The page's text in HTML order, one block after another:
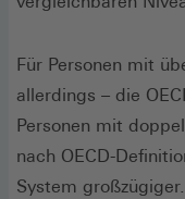
Für Personen mit
allerdings – die
Personen mit
nach OECD-
System